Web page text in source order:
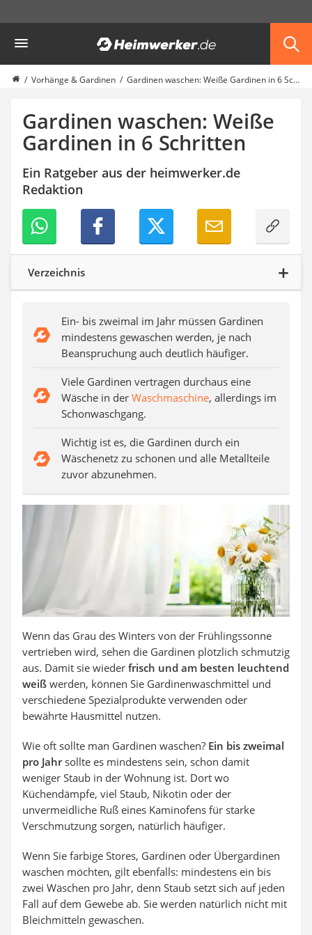
Möbel & Einrichtung
Daunenkissen
Wäscheständer
Spülrandloses WC
Heizdecke
Daunendecken
HiFi-Lautsprecher
Samsung-Waschmaschine
LED-Feuchtraumleuchte
Decke mit Ärmeln
4K-Beamer
Schraubendreher-Set
Sägekettenschärfgerät
Geschirrspüler 45 cm
Steckdosenradio
Seilwinde
Vorhänge & Gardinen Gardinen waschen: Weiße Gardinen in 6 Schritten
Gardinen waschen: Weiße
Gardinen in 6 Schritten
Ein Ratgeber aus der heimwerker.de
Redaktion
Verzeichnis
Ein- bis zweimal im Jahr müssen Gardinen
mindestens gewaschen werden, je nach
Beanspruchung auch deutlich häufiger.
Viele Gardinen vertragen durchaus eine
Wäsche in der Waschmaschine, allerdings im
Schonwaschgang.
Wichtig ist es, die Gardinen durch ein
Wäschenetz zu schonen und alle Metallteile
zuvor abzunehmen.
Wenn das Grau des Winters von der Frühlingssonne
vertrieben wird, sehen die Gardinen plötzlich schmutzig
aus. Damit sie wieder frisch und am besten leuchtend
weiß werden, können Sie Gardinenwaschmittel und
verschiedene Spezialprodukte verwenden oder
bewährte Hausmittel nutzen.
Wie oft sollte man Gardinen waschen? Ein bis zweimal
pro Jahrsollte es mindestens sein, schon damit
weniger Staub in der Wohnung ist. Dort wo
Küchendämpfe, viel Staub, Nikotin oder der
unvermeidliche Ruß eines Kaminofens für starke
Verschmutzung sorgen, natürlich häufiger.
Wenn Sie farbige Stores, Gardinen oder Übergardinen
waschen möchten, gilt ebenfalls: mindestens ein bis
zwei Wäschen pro Jahr, denn Staub setzt sich auf jeden
Fall auf dem Gewebe ab. Sie werden natürlich nicht mit
Bleichmitteln gewaschen.